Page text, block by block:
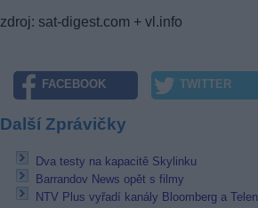
zdroj: sat-digest.com + vl.info
FACEBOOK TWITTER
Další Zprávičky
Dva testy na kapacitě Skylinku
Barrandov News opět s filmy
NTV Plus vyřadí kanály Bloomberg a